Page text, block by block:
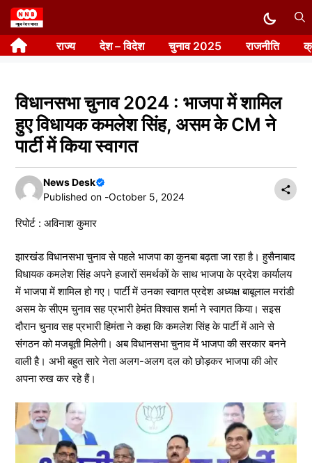
Skip
to
content राज्य देश – विदेश चुनाव 2025 राजनीति
विधानसभा चुनाव 2024 : भाजपा में शामिल
हुए विधायक कमलेश सिंह, असम के CM ने
पार्टी में किया स्वागत
News Desk
Published on -October 5, 2024
रिपोर्ट : अविनाश कुमार
झारखंड विधानसभा चुनाव से पहले भाजपा का कुनबा बढ़ता जा रहा है। हुसैनाबाद
विधायक कमलेश सिंह अपने हजारों समर्थकों के साथ भाजपा के प्रदेश कार्यालय
में भाजपा में शामिल हो गए। पार्टी में उनका स्वागत प्रदेश अध्यक्ष बाबूलाल मरांडी
असम के सीएम चुनाव सह प्रभारी हेमंत विश्वास शर्मा ने स्वागत किया। सइस
दौरान चुनाव सह प्रभारी हिमंता ने कहा कि कमलेश सिंह के पार्टी में आने से
संगठन को मजबूती मिलेगी। अब विधानसभा चुनाव में भाजपा की सरकार बनने
वाली है। अभी बहुत सारे नेता अलग-अलग दल को छोड़कर भाजपा की ओर
अपना रुख कर रहे हैं।